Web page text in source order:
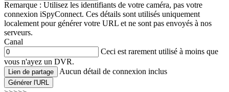
Remarque : Utilisez les identifiants de votre caméra, pas votre
connexion iSpyConnect. Ces détails sont utilisés uniquement
localement pour générer votre URL et ne sont pas envoyés à nos
serveurs.
Canal
Ceci est rarement utilisé à moins que
vous n'ayez un DVR.
Lien de partage Aucun détail de connexion inclus
Générer l'URL